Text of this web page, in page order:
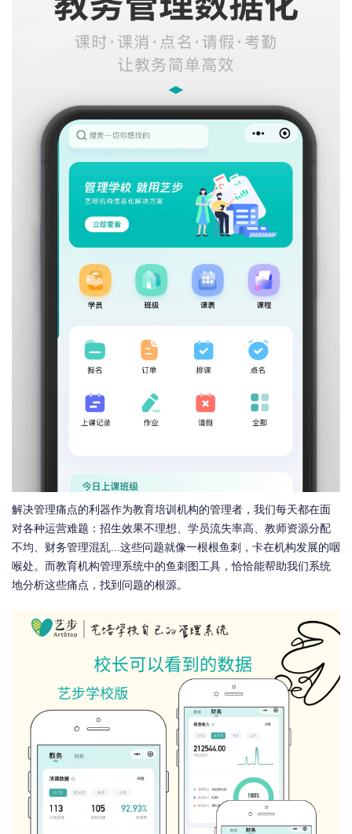
解决管理痛点的利器作为教育培训机构的管理者，我们每天都在面
对各种运营难题：招生效果不理想、学员流失率高、教师资源分配
不均、财务管理混乱...这些问题就像一根根鱼刺，卡在机构发展的咽
喉处。而教育机构管理系统中的鱼刺图工具，恰恰能帮助我们系统
地分析这些痛点，找到问题的根源。